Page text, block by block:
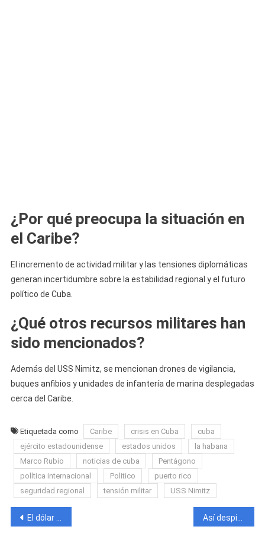
¿Por qué preocupa la situación en
el Caribe?
El incremento de actividad militar y las tensiones diplomáticas
generan incertidumbre sobre la estabilidad regional y el futuro
político de Cuba.
¿Qué otros recursos militares han
sido mencionados?
Además del USS Nimitz, se mencionan drones de vigilancia,
buques anfibios y unidades de infantería de marina desplegadas
cerca del Caribe.
Etiquetada como Caribe crisis en Cuba
cuba
ejército estadounidense
estados unidos
la habana
Marco Rubio
noticias de cuba
Pentágono
política internacional
Politico
puerto rico
seguridad regional
tensión militar USS Nimitz
Navegación
El dólar vuelve a subir en Cuba y el euro rompe otro récord: así amanece hoy el mercado informal